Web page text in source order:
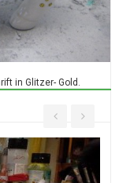
in Glitzer- Gold.